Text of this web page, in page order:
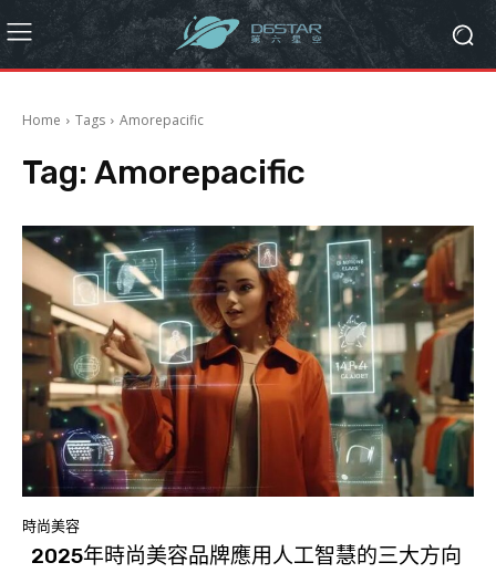
Home Tags Amorepacific
Tag: Amorepacific
時尚美容
2025年時尚美容品牌應用人工智慧的三大方向